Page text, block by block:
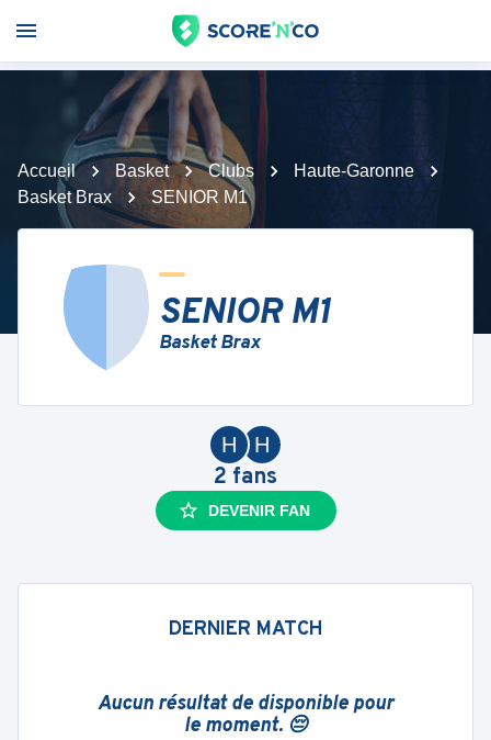
Accueil Basket Clubs
Haute-Garonne
Basket Brax
SENIOR M1
SENIOR M1
Basket Brax
H
H
2 fans
DEVENIR FAN
DERNIER MATCH
Aucun résultat de disponible pour
le moment. 😔